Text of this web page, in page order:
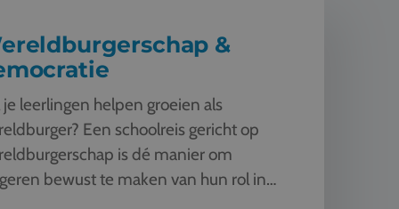
&
leerlingen helpen groeien als
Een schoolreis gericht op
is dé manier om
bewust te maken van hun rol in